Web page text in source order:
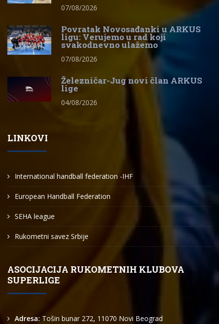
07/08/2026
Povratak Novosađanki u ARKUS
ligu: Verujemo u rad koji
svakodnevno ulažemo
07/08/2026
Železničar-Jug novi član ARKUS
lige
04/08/2026
LINKOVI
International handball federation -IHF
European Handball Federation
SEHA league
Rukometni savez Srbije
ASOCIJACIJA RUKOMETNIH KLUBOVA
SUPERLIGE
Adresa: Tošin bunar 272, 11070 Novi Beograd